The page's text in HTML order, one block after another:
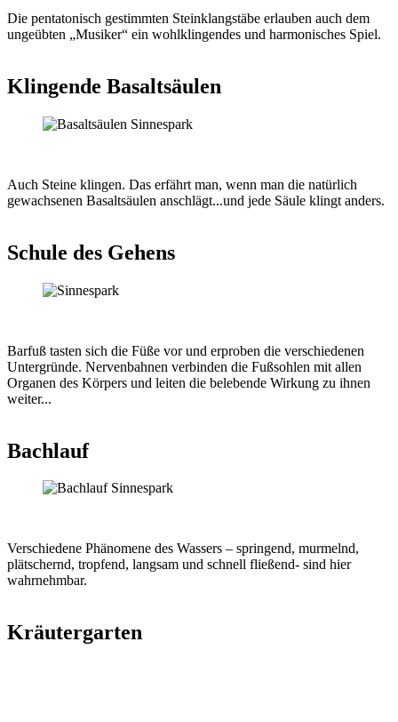
Die pentatonisch gestimmten Steinklangstäbe erlauben auch dem
ungeübten „Musiker“ ein wohlklingendes und harmonisches Spiel.
Klingende Basaltsäulen
Auch Steine klingen. Das erfährt man, wenn man die natürlich
gewachsenen Basaltsäulen anschlägt...und jede Säule klingt anders.
Schule des Gehens
Barfuß tasten sich die Füße vor und erproben die verschiedenen
Untergründe. Nervenbahnen verbinden die Fußsohlen mit allen
Organen des Körpers und leiten die belebende Wirkung zu ihnen
weiter...
Bachlauf
Verschiedene Phänomene des Wassers – springend, murmelnd,
plätschernd, tropfend, langsam und schnell fließend- sind hier
wahrnehmbar.
Kräutergarten